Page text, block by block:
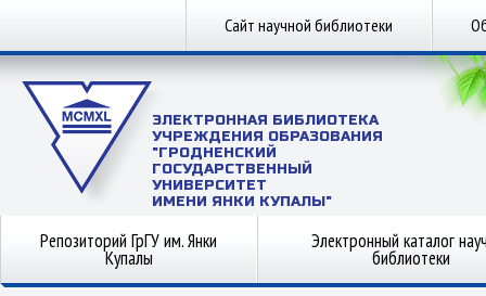
Сайт научной библиотеки
ЭЛЕКТРОННАЯ БИБЛИОТЕКА
УЧРЕЖДЕНИЯ ОБРАЗОВАНИЯ
"ГРОДНЕНСКИЙ
ГОСУДАРСТВЕННЫЙ
УНИВЕРСИТЕТ
ИМЕНИ ЯНКИ КУПАЛЫ"
Репозиторий ГрГУ им. Янки
Купалы
Электронный каталог
библиотеки